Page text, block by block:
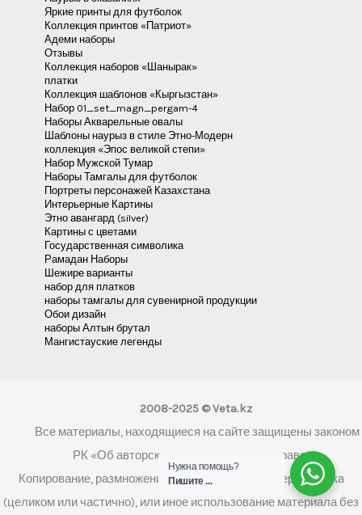
Яркие принты для футболок
Коллекция принтов «Патриот»
Адеми наборы
Отзывы
Коллекция наборов «Шанырак»
платки
Коллекция шаблонов «Кыргызстан»
Набор 01_set_magn_pergam-4
Наборы Акварельные овалы
Шаблоны наурыз в стиле Этно-Модерн
коллекция «Эпос великой степи»
Набор Мужской Тумар
Наборы Тамгалы для футболок
Портреты персонажей Казахстана
Интерьерные Картины
Этно авангард (silver)
Картины с цветами
Государственная символика
Рамадан Наборы
Шежире варианты
набор для платков
наборы тамгалы для сувенирной продукции
Обои дизайн
наборы Алтын брутал
Мангистауские легенды
2008-2025 © Veta.kz
Все материалы, находящиеся на сайте защищены законом
РК «Об авторском праве и смежных правах»
Копирование, размножение, распространение, перепечатка
(целиком или частично), или иное использование материала без
Нужна помощь?
Пишите ...